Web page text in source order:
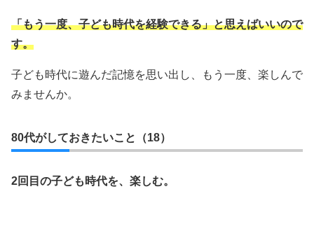
「もう一度、子ども時代を経験できる」と思えばいいので
す。
子ども時代に遊んだ記憶を思い出し、もう一度、楽しんで
みませんか。
80代がしておきたいこと（18）
2回目の子ども時代を、楽しむ。